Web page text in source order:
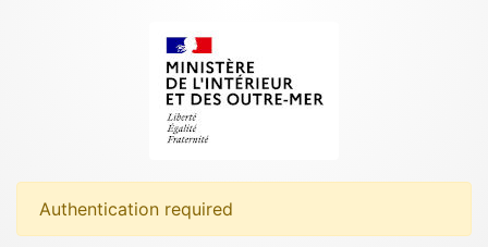
Authentication required